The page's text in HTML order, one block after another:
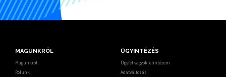
MAGUNKRÓL
Magunkról
Rólunk
ÜGYINTÉZÉS
Ügyfél vagyok, elintézem
Adatváltozás